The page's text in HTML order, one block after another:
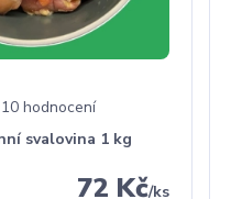
10 hodnocení
svalovina 1 kg
72 Kč/ks